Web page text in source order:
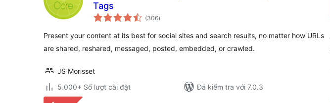
Tags
(306tổng
đánh
)
Present your content at its best for social sites and search results, no matter how URLs
are shared, reshared, messaged, posted, embedded, or crawled.
JS Morisset
5.000+ Số lượt cài đặt
Đã kiểm tra với 7.0.3